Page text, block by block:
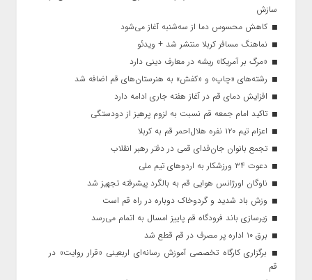
سازش
کاهش محسوس دما از سه‌شنبه آغاز می‌شود
نماهنگ مسافر کربلا منتشر شد + ویدئو
«مرگ بر آمریکا» ریشه در معارف دینی دارد
رشته‌های «چاپ» و «کفش» به هنرستان‌های قم اضافه شد
افزایش دمای قم در آغاز هفته جاری ادامه دارد
تاکید امام جمعه قم نسبت به لزوم پرهیز از دودستگی
اعزام تیم ۱۲۰ نفره هلال‌احمر قم به کربلا
تجمع بانوان جان‌فدای قمی در دفتر رهبر انقلاب
دعوت ۳۴ ورزشکار به اردوهای تیم ملی
ناوگان اورژانس هوایی قم به بالگرد پیشرفته تجهیز شد
وزش باد شدید و گردوخاک دوباره در راه قم است
زیرسازی باند فرودگاه قم پاییز امسال به اتمام می‌رسد
برق ۱۰ اداره پر مصرف در قم قطع شد
برگزاری کارگاه تخصصی آموزش رسانه‌ای اربعینی «قرار روایت» در
قم